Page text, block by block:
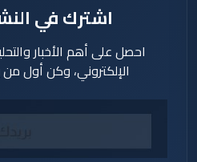
اشترك في
احصل على أهم الأخبار
الإلكتروني، وكن أول